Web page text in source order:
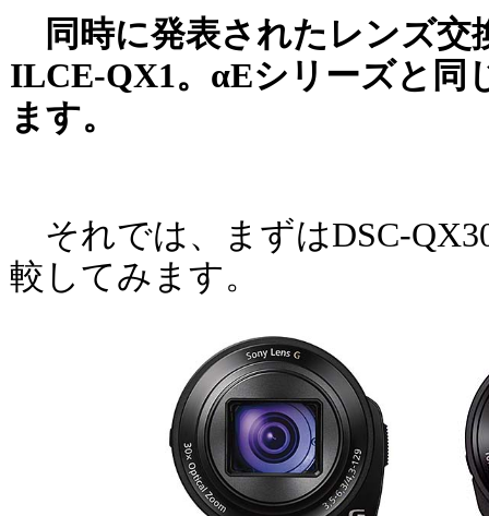
同時に発表されたレンズ交
ILCE-QX1。αEシリーズと同
ます。
それでは、まずはDSC-
較してみます。